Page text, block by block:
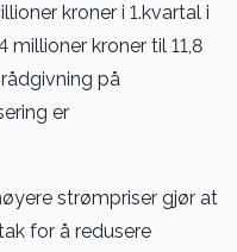
kroner i 1.kvartal i
kroner til 11,8
på
er
strømpriser gjør at
for å redusere